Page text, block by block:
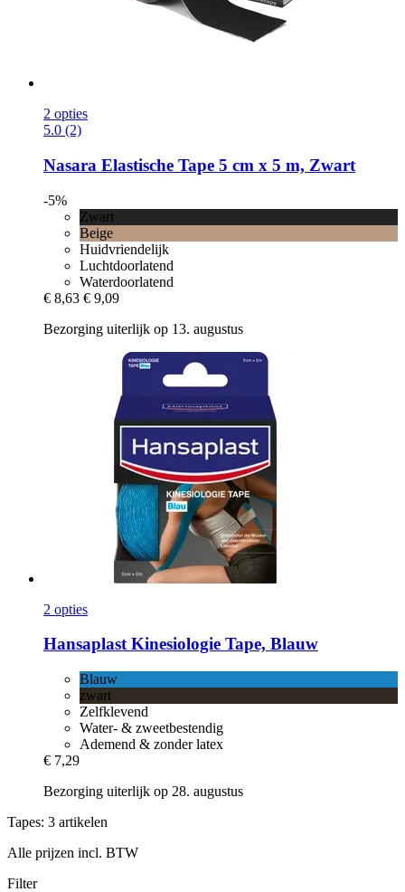
2 opties
5.0 (2)
Nasara Elastische Tape 5 cm x 5 m, Zwart
-5%
Zwart
Beige
Huidvriendelijk
Luchtdoorlatend
Waterdoorlatend
€ 8,63 € 9,09
Bezorging uiterlijk op 13. augustus
2 opties
HansaplastKinesiologie Tape, Blauw
Blauw
zwart
Zelfklevend
Water- & zweetbestendig
Ademend & zonder latex
€ 7,29
Bezorging uiterlijk op 28. augustus
Tapes: 3 artikelen
Alle prijzen incl. BTW
Filter